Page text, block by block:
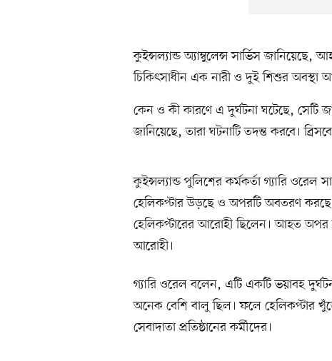
কুইন্সল্যান্ড অ্যাম্বুলেন্স সার্ভিস জানিয়েছে,
চিকিৎসাধীন এক নারী ও দুই শিশুর অবস্থা
কেন ও কী কারণে এ দুর্ঘটনা ঘটেছে, সেটি
জানিয়েছে, তারা ঘটনাটি তদন্ত করবে।
কুইন্সল্যান্ড পুলিশের কর্মকর্তা গ্যারি
হেলিকপ্টার উড়ছে ও অপরটি অবতরণ
হেলিকপ্টারের আরোহী ছিলেন। আহত অপর
আরোহী।
গ্যারি ওরেল বলেন, এটি একটি ভয়াবহ
অনেক বেশি বালু ছিল। ফলে হেলিকপ্টার
সেবাদাতা প্রতিষ্ঠানের কর্মীদের।